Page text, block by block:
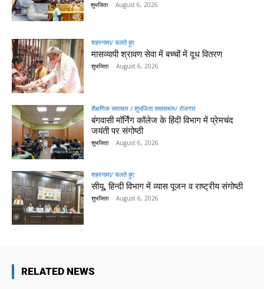
शुभजिता - August 6, 2026
शहरनामा/ चलते हुए
मासव्यापी श्रावण सेवा में बच्चों में दूध वितरण
शुभजिता - August 6, 2026
शैक्षणिक समाचार / शुभजिता क्सासरूम/ रोजगार
बंगवासी मॉर्निंग कॉलेज के हिंदी विभाग में प्रेमचंद
जयंती पर संगोष्ठी
शुभजिता - August 6, 2026
शहरनामा/ चलते हुए
सीयू, हिन्दी विभाग में व्यास पूजन व राष्ट्रीय संगोष्ठी
शुभजिता - August 6, 2026
RELATED NEWS